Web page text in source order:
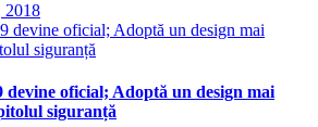
2018
oficial; Adoptă un design mai
siguranță